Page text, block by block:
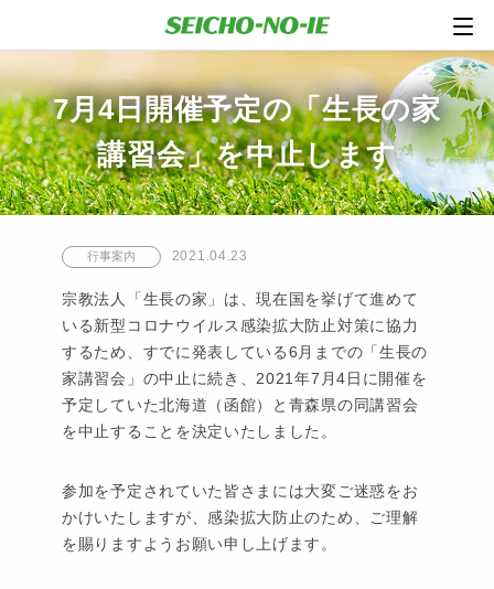
7月4日開催予定の「生長の家
講習会」を中止します
行事案内 2021.04.23
宗教法人「生長の家」は、現在国を挙げて進めて
いる新型コロナウイルス感染拡大防止対策に協力
するため、すでに発表している6月までの「生長の
家講習会」の中止に続き、2021年7月4日に開催を
予定していた北海道（函館）と青森県の同講習会
を中止することを決定いたしました。
参加を予定されていた皆さまには大変ご迷惑をお
かけいたしますが、感染拡大防止のため、ご理解
を賜りますようお願い申し上げます。